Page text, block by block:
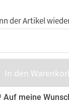
der Artikel
In den
Auf meine